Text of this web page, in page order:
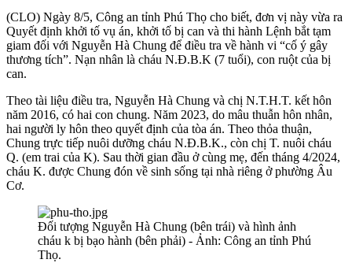
(CLO) Ngày 8/5, Công an tỉnh Phú Thọ cho biết, đơn vị này vừa ra
Quyết định khởi tố vụ án, khởi tố bị can và thi hành Lệnh bắt tạm
giam đối với Nguyễn Hà Chung để điều tra về hành vi “cố ý gây
thương tích”. Nạn nhân là cháu N.Đ.B.K (7 tuổi), con ruột của bị
can.
Theo tài liệu điều tra, Nguyễn Hà Chung và chị N.T.H.T. kết hôn
năm 2016, có hai con chung. Năm 2023, do mâu thuẫn hôn nhân,
hai người ly hôn theo quyết định của tòa án. Theo thỏa thuận,
Chung trực tiếp nuôi dưỡng cháu N.Đ.B.K., còn chị T. nuôi cháu
Q. (em trai của K). Sau thời gian đầu ở cùng mẹ, đến tháng 4/2024,
cháu K. được Chung đón về sinh sống tại nhà riêng ở phường Âu
Cơ.
Đối tượng Nguyễn Hà Chung (bên trái) và hình ảnh
cháu k bị bạo hành (bên phải) - Ảnh: Công an tỉnh Phú
Thọ.